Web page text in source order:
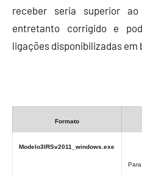
receber seria superior
entretanto corrigido e
ligações disponibilizadas em
Formato
Modelo3IRSv2011_windows.exe